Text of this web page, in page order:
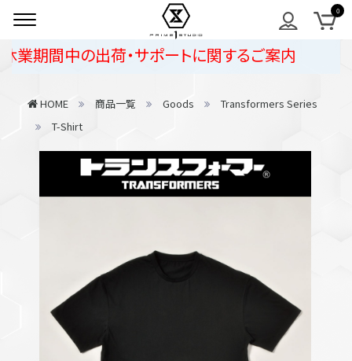
間中の出荷・サポートに関するご案内
HOME 商品一覧 Goods
Transformers Series
T-Shirt